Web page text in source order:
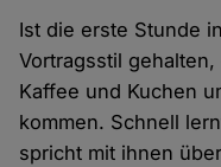
Ist die erste Stunde
Vortragsstil
Kaffee und Kuchen
kommen. Schnell
spricht mit ihnen